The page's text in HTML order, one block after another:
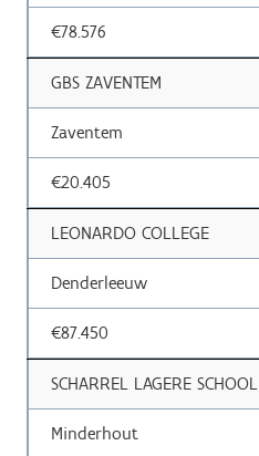
€78.576
GBS ZAVENTEM
Zaventem
€20.405
LEONARDO COLLEGE
Denderleeuw
€87.450
SCHARREL LAGERE SCHOOL
Minderhout